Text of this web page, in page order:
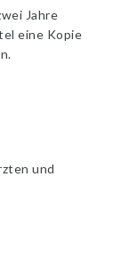
Jahre
eine Kopie
und